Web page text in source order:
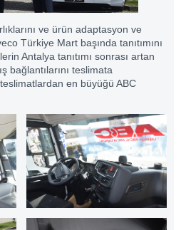
ve ürün adaptasyon ve
Türkiye Mart başında tanıtımını
Antalya tanıtımı sonrası artan
bağlantılarını teslimata
en büyüğü ABC